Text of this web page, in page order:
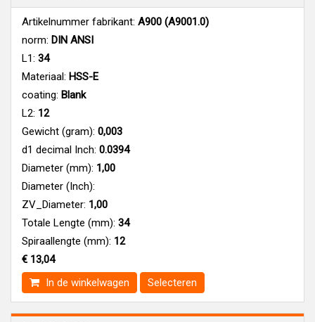
Artikelnummer fabrikant: A900 (A9001.0)
norm: DIN ANSI
L1: 34
Materiaal: HSS-E
coating: Blank
L2: 12
Gewicht (gram): 0,003
d1 decimal Inch: 0.0394
Diameter (mm): 1,00
Diameter (Inch):
ZV_Diameter: 1,00
Totale Lengte (mm): 34
Spiraallengte (mm): 12
€ 13,04
In de winkelwagen
Selecteren